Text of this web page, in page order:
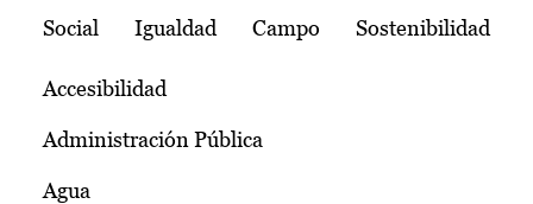
Social Igualdad Campo Sostenibilidad
Accesibilidad
Administración Pública
Agua